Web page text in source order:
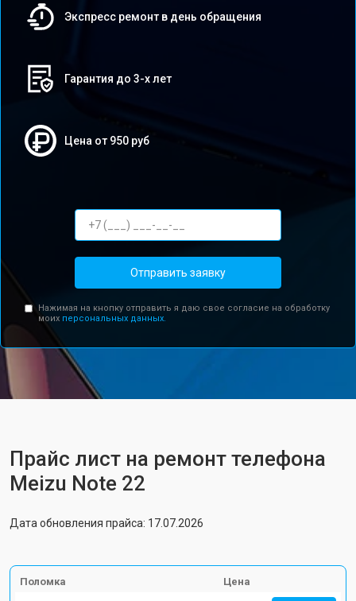
Экспресс ремонт в день обращения
Гарантия до 3-х лет
Цена от 950 руб
Отправить заявку
Нажимая на кнопку отправить я даю свое согласие на обработку
моих персональных данных.
Прайс лист на ремонт телефона
Meizu Note 22
Дата обновления прайса: 17.07.2026
Поломка Цена